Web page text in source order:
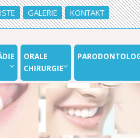
GALERIE KONTAKT
ORALE
CHIRURGIE